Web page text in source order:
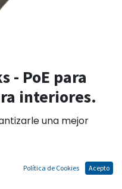
- PoE para
interiores.
una mejor
Política de Cookies Acepto